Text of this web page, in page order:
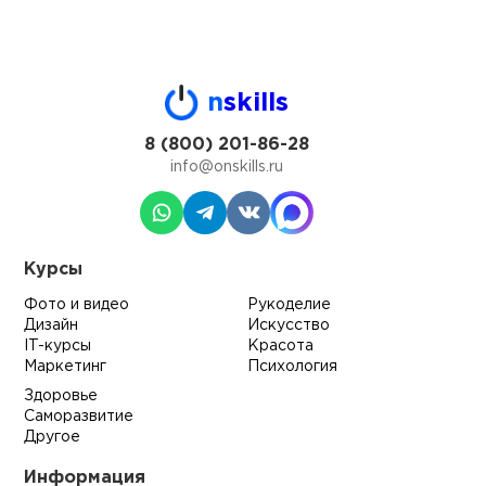
nskills
8 (800) 201-86-28
info@onskills.ru
Курсы
Фото и видео
Дизайн
IT-курсы
Маркетинг
Рукоделие
Искусство
Красота
Психология
Здоровье
Саморазвитие
Другое
Информация